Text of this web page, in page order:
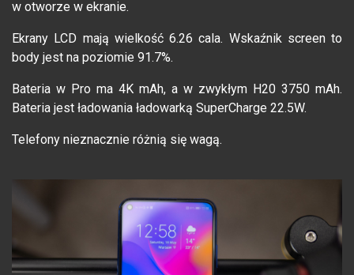
w otworze w ekranie.
Ekrany LCD mają wielkość 6.26 cala. Wskaźnik screen to
body jest na poziomie 91.7%.
Bateria w Pro ma 4K mAh, a w zwykłym H20 3750 mAh.
Bateria jest ładowania ładowarką SuperCharge 22.5W.
Telefony nieznacznie różnią się wagą.